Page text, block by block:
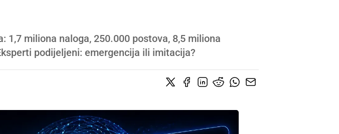
miliona naloga, 250.000 postova, 8,5 miliona
podijeljeni: emergencija ili imitacija?